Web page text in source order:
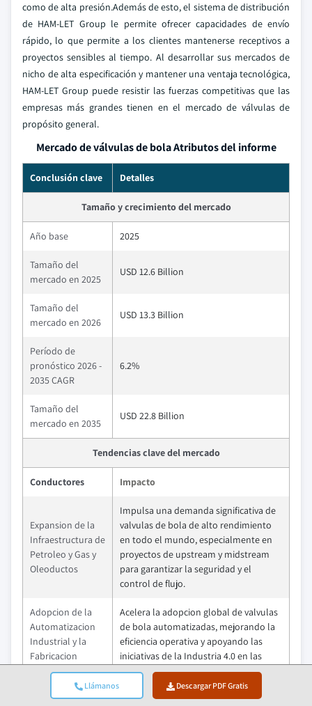
Llámanos Descargar PDF Gratis
como de alta presión.Además de esto, el sistema de distribución
de HAM-LET Group le permite ofrecer capacidades de envío
rápido, lo que permite a los clientes mantenerse receptivos a
proyectos sensibles al tiempo. Al desarrollar sus mercados de
nicho de alta especificación y mantener una ventaja tecnológica,
HAM-LET Group puede resistir las fuerzas competitivas que las
empresas más grandes tienen en el mercado de válvulas de
propósito general.
Mercado de válvulas de bola Atributos del informe
Conclusión clave Detalles
Tamaño y crecimiento del mercado
Año base 2025
Tamaño del
mercado en 2025
USD 12.6 Billion
Tamaño del
mercado en 2026
USD 13.3 Billion
Período de
pronóstico 2026 -
2035 CAGR
6.2%
Tamaño del
mercado en 2035
USD 22.8 Billion
Tendencias clave del mercado
Conductores Impacto
Expansion de la
Infraestructura de
Petroleo y Gas y
Oleoductos
Impulsa una demanda significativa de
valvulas de bola de alto rendimiento
en todo el mundo, especialmente en
proyectos de upstream y midstream
para garantizar la seguridad y el
control de flujo.
Adopcion de la
Automatizacion
Industrial y la
Fabricacion
Inteligente
Acelera la adopcion global de valvulas
de bola automatizadas, mejorando la
eficiencia operativa y apoyando las
iniciativas de la Industria 4.0 en las
industrias de procesos.
Estimula la implementacion a gran